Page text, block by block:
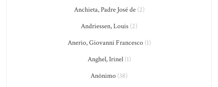
Anchieta, Padre José de(2)
Andriessen, Louis (2)
Anerio, Giovanni Francesco(1)
Anghel, Irinel(1)
Anônimo (38)